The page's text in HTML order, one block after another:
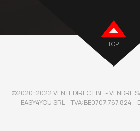
TOP
©2020-2022 VENTEDIRECT.BE - VENDRE
EASY4YOU SRL - TVA:BE0707.767.824 -